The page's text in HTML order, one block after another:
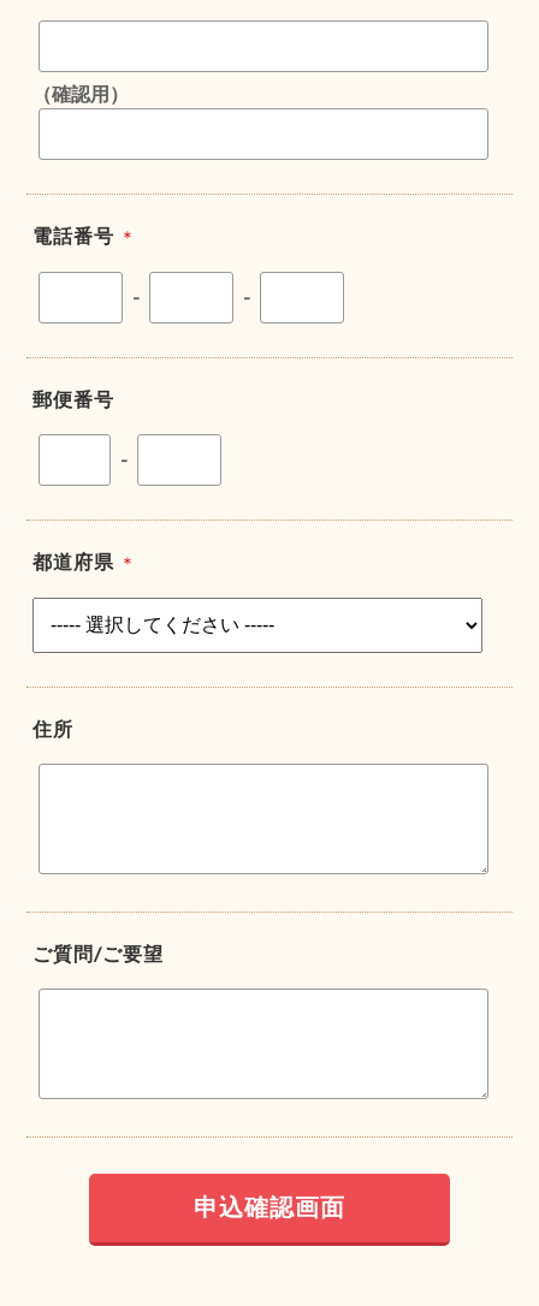
（確認用）
電話番号 ＊
- -
郵便番号
-
都道府県 ＊
住所
ご質問/ご要望